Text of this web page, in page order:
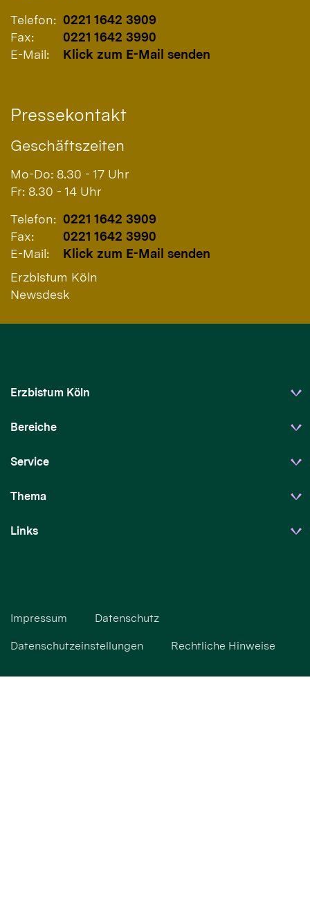
Telefon: 0221 1642 3909
Fax:
0221 1642 3990
E-Mail:
Klick zum E-Mail senden
Pressekontakt
Geschäftszeiten
Mo-Do: 8.30 - 17 Uhr
Fr: 8.30 - 14 Uhr
Telefon: 0221 1642 3909
Fax:
0221 1642 3990
E-Mail:
Klick zum E-Mail senden
Erzbistum Köln
Newsdesk
Erzbistum Köln
Bereiche
Service
Thema
Links
Impressum Datenschutz
Datenschutzeinstellungen Rechtliche Hinweise